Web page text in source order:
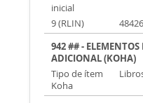
inicial
9 (RLIN)
48426
942 ## - ELEMENTOS
ADICIONAL (KOHA)
Tipo de ítem
Koha